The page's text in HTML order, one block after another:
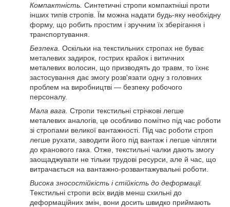
Компактність. Синтетичні стропи компактніші проти
інших типів стропів. Їм можна надати будь-яку необхідну
форму, що робить простим і зручним їх зберігання і
транспортування.
Безпека. Оскільки на текстильних стропах не буває
металевих задирок, гострих крайок і витичних
металевих волосин, що призводять до травм, то їхнє
застосування дає змогу розв'язати одну з головних
проблем на виробництві — безпеку робочого
персоналу.
Мала вага. Стропи текстильні стрічкові легше
металевих аналогів, це особливо помітно під час роботи
зі стропами великої вантажності. Під час роботи строп
легше рухати, заводити його під вантаж і легше чіпляти
до кранового гака. Отже, текстильні чалки дають змогу
заощаджувати не тільки трудові ресурси, але й час, що
витрачається на вантажно-розвантажувальні роботи.
Висока зносостійкість і стійкість до деформації.
Текстильні стропи всіх видів менш схильні до
деформаційних змін, вони досить швидко приймають